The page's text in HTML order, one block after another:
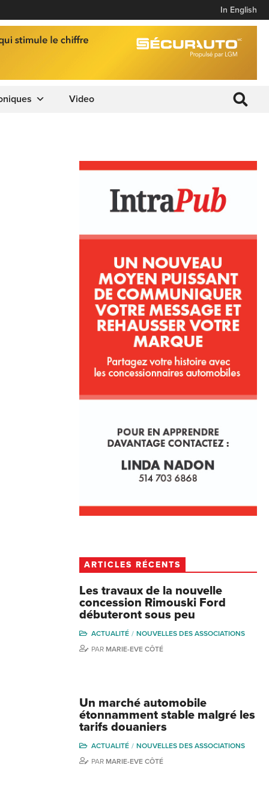
In English
Video
ARTICLES RÉCENTS
Les travaux de la nouvelle
concession Rimouski Ford
débuteront sous peu
ACTUALITÉ
NOUVELLES DES ASSOCIATIONS
PAR MARIE-EVE CÔTÉ
Un marché automobile
étonnamment stable malgré les
tarifs douaniers
ACTUALITÉ
NOUVELLES DES ASSOCIATIONS
PAR MARIE-EVE CÔTÉ